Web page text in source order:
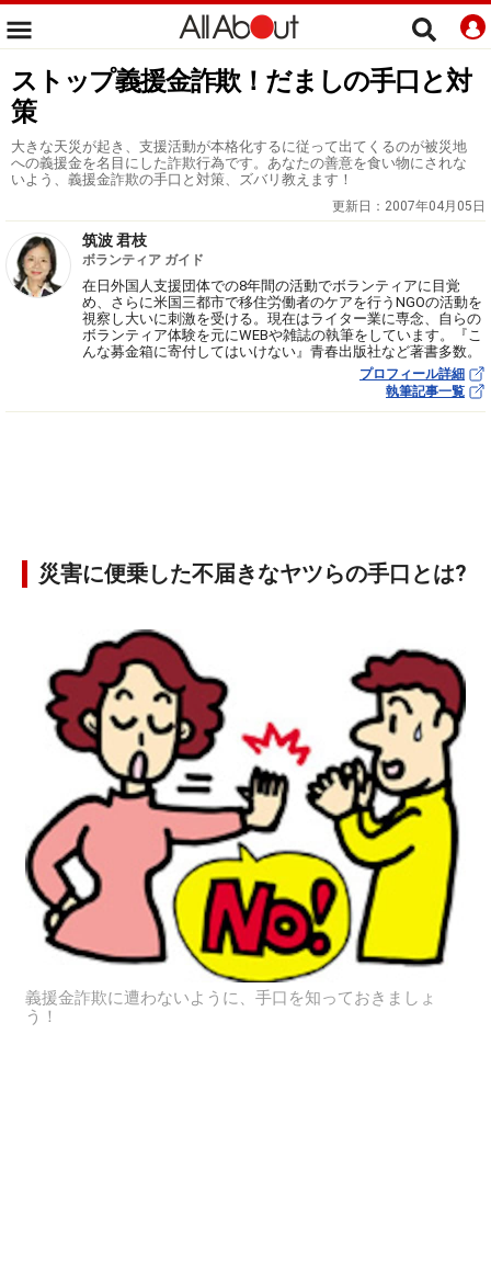
ストップ義援金詐欺！だましの手口と対
策
大きな天災が起き、支援活動が本格化するに従って出てくるのが被災地
への義援金を名目にした詐欺行為です。あなたの善意を食い物にされな
いよう、義援金詐欺の手口と対策、ズバリ教えます！
更新日： 2007年04月05日
筑波 君枝
ボランティア ガイド
在日外国人支援団体での8年間の活動でボランティアに目覚
め、さらに米国三都市で移住労働者のケアを行うNGOの活動を
視察し大いに刺激を受ける。現在はライター業に専念、自らの
ボランティア体験を元にWEBや雑誌の執筆をしています。『こ
んな募金箱に寄付してはいけない』青春出版社など著書多数。
プロフィール詳細
執筆記事一覧
災害に便乗した不届きなヤツらの手口とは?
義援金詐欺に遭わないように、手口を知っておきましょ
う！